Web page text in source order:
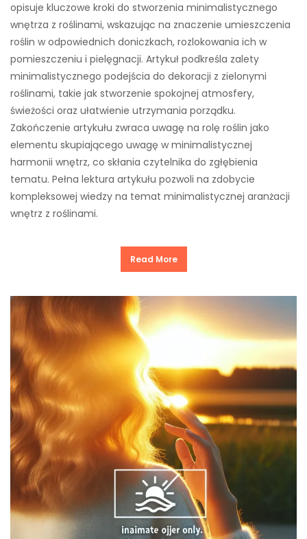
opisuje kluczowe kroki do stworzenia minimalistycznego
wnętrza z roślinami, wskazując na znaczenie umieszczenia
roślin w odpowiednich doniczkach, rozlokowania ich w
pomieszczeniu i pielęgnacji. Artykuł podkreśla zalety
minimalistycznego podejścia do dekoracji z zielonymi
roślinami, takie jak stworzenie spokojnej atmosfery,
świeżości oraz ułatwienie utrzymania porządku.
Zakończenie artykułu zwraca uwagę na rolę roślin jako
elementu skupiającego uwagę w minimalistycznej
harmonii wnętrz, co skłania czytelnika do zgłębienia
tematu. Pełna lektura artykułu pozwoli na zdobycie
kompleksowej wiedzy na temat minimalistycznej aranżacji
wnętrz z roślinami.
Read More